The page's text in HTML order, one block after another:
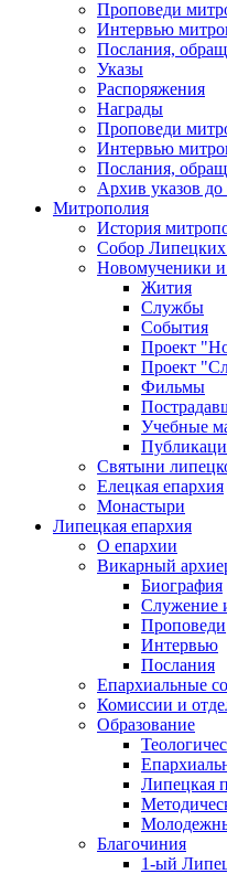
Проповеди
Интервью
Послания,
Указы
Распоряжения
Награды
Проповеди
Интервью
Послания,
Архив указов до
Митрополия
История
Собор Липецких
Новомученики
Жития
Службы
События
Проект
Проект
Фильмы
Учебные
Святыни
Елецкая епархия
Монастыри
Липецкая епархия
О епархии
Викарный
Биография
Служение
Проповеди
Интервью
Послания
Епархиальные
Комиссии и
Образование
Липецкая
Благочиния
1-ый